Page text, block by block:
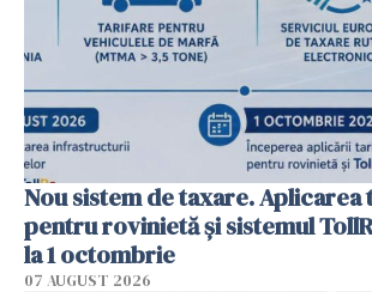
Nou sistem de taxare.
pentru rovinietă şi sistemul
la 1 octombrie
07 AUGUST 2026